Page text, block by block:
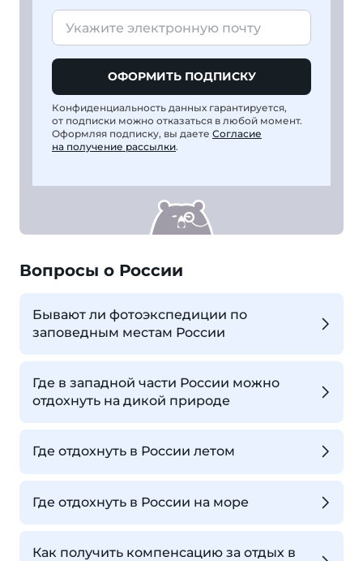
ОФОРМИТЬ ПОДПИСКУ
Конфиденциальность данных гарантируется,
от подписки можно отказаться в любой момент.
Оформляя подписку, вы даете Согласие
на получение рассылки.
Вопросы о России
Бывают ли фотоэкспедиции по
заповедным местам России
Где в западной части России можно
отдохнуть на дикой природе
Где отдохнуть в России летом
Где отдохнуть в России на море
Как получить компенсацию за отдых в